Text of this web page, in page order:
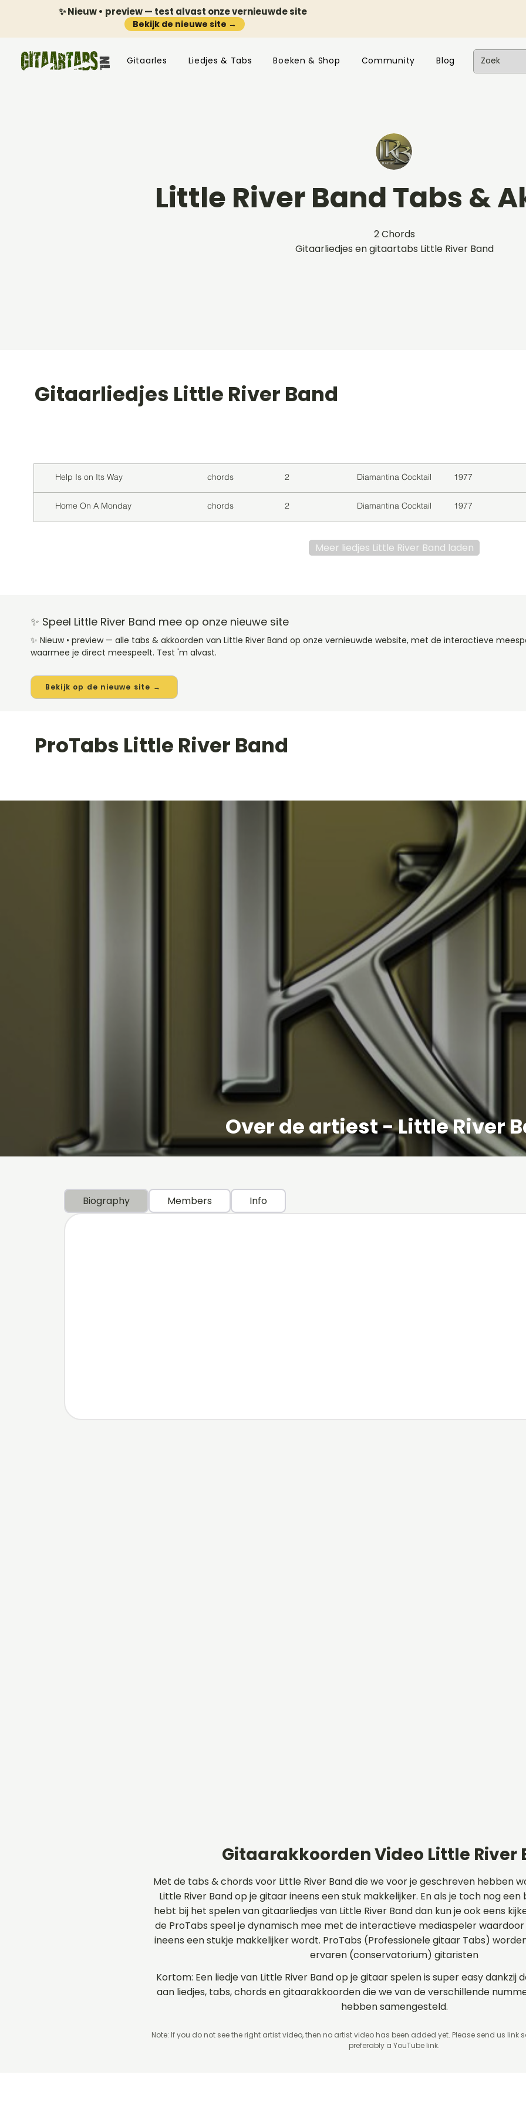
✨ Nieuw • preview — test alvast onze vernieuwde site
Bekijk de nieuwe site →
Gitaarles Liedjes & Tabs Boeken & Shop Community Blog
Little River Band Tabs &
2 Chords
Gitaarliedjes en gitaartabs Little River Band
Gitaarliedjes Little River Band
Help Is on Its Way chords 2 Diamantina Cocktail 1977
Home On A Monday chords 2 Diamantina Cocktail 1977
Meer liedjes Little River Band laden
✨ Speel Little River Band mee op onze nieuwe site
✨ Nieuw • preview — alle tabs & akkoorden van Little River Band op onze vernieuwde website, met de interactieve
waarmee je direct meespeelt. Test 'm alvast.
Bekijk op de nieuwe site →
ProTabs Little River Band
Over de artiest - Little River
Biography Members Info
Gitaarakkoorden Video Little River
Met de tabs & chords voor Little River Band die we voor je geschreven hebben
Little River Band op je gitaar ineens een stuk makkelijker. En als je toch nog
hebt bij het spelen van gitaarliedjes van Little River Band dan kun je ook eens
de ProTabs speel je dynamisch mee met de interactieve mediaspeler
ineens een stukje makkelijker wordt. ProTabs (Professionele gitaar Tabs)
ervaren (conservatorium) gitaristen
Kortom: Een liedje van Little River Band op je gitaar spelen is super easy dankzij
aan liedjes, tabs, chords en gitaarakkoorden die we van de verschillende
hebben samengesteld.
Note: If you do not see the right artist video, then no artist video has been added yet. Please send us link
preferably a YouTube link.